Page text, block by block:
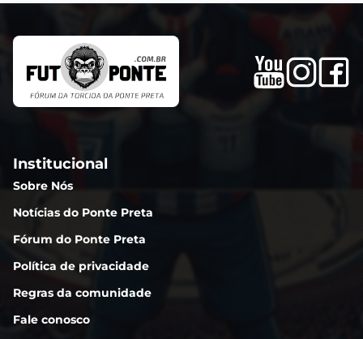
Institucional
Sobre Nós
Notícias do Ponte Preta
Fórum do Ponte Preta
Política de privacidade
Regras da comunidade
Fale conosco